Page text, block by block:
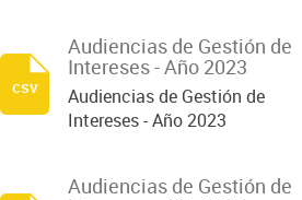
Audiencias de Gestión de
Intereses - Año 2023
Audiencias de Gestión de
Intereses - Año 2023
csv
Audiencias de Gestión de